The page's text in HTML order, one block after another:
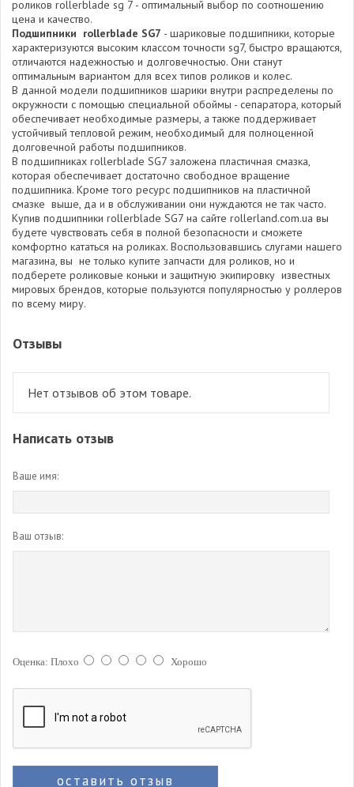
роликов rollerblade sg 7 - оптимальный выбор по соотношению
цена и качество.
Подшипники rollerblade SG7 - шариковые подшипники, которые
характеризуются высоким классом точности sg7, быстро вращаются,
отличаются надежностью и долговечностью. Они станут
оптимальным вариантом для всех типов роликов и колес.
В данной модели подшипников шарики внутри распределены по
окружности с помощью специальной обоймы - сепаратора, который
обеспечивает необходимые размеры, а также поддерживает
устойчивый тепловой режим, необходимый для полноценной
долговечной работы подшипников.
В подшипниках rollerblade SG7 заложена пластичная смазка,
которая обеспечивает достаточно свободное вращение
подшипника. Кроме того ресурс подшипников на пластичной
смазке выше, да и в обслуживании они нуждаются не так часто.
Купив подшипники rollerblade SG7 на сайте rollerland.com.ua вы
будете чувствовать себя в полной безопасности и сможете
комфортно кататься на роликах. Воспользовавшись слугами нашего
магазина, вы не только купите запчасти для роликов, но и
подберете роликовые коньки и защитную экипировку известных
мировых брендов, которые пользуются популярностью у роллеров
по всему миру.
Отзывы
Нет отзывов об этом товаре.
Написать отзыв
Ваше имя:
Ваш отзыв:
Оценка: Плохо Хорошо
оставить отзыв